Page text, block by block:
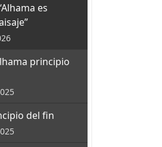
es
principio
del fin